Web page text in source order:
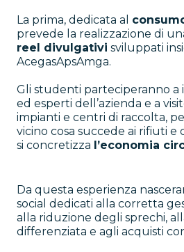
La prima, dedicata al
prevede la realizzazione di
reel divulgativi sviluppati
AcegasApsAmga.
Gli studenti parteciperanno a
ed esperti dell’azienda e a
impianti e centri di raccolta,
vicino cosa succede ai rifiuti
si concretizza l’economia
Da questa esperienza
social dedicati alla corretta
alla riduzione degli sprechi,
differenziata e agli acquisti